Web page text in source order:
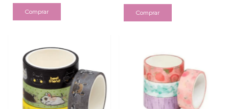
Comprar